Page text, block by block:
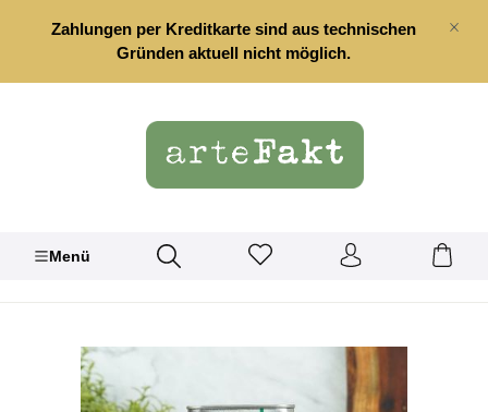
springen
Zahlungen per Kreditkarte sind aus technischen
Gründen aktuell nicht möglich.
Menü
Bildergalerie überspringen